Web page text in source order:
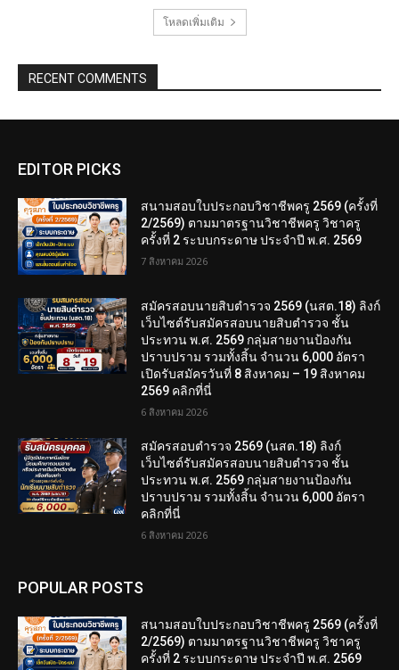
โหลดเพิ่มเติม
RECENT COMMENTS
EDITOR PICKS
สนามสอบใบประกอบวิชาชีพครู 2569 (ครั้งที่
2/2569) ตามมาตรฐานวิชาชีพครู วิชาครู
ครั้งที่ 2 ระบบกระดาษ ประจำปี พ.ศ. 2569
7 สิงหาคม 2026
สมัครสอบนายสิบตำรวจ 2569 (นสต.18) ลิงก์
เว็บไซต์รับสมัครสอบนายสิบตำรวจ ชั้น
ประทวน พ.ศ. 2569 กลุ่มสายงานป้องกัน
ปราบปราม รวมทั้งสิ้น จำนวน 6,000 อัตรา
เปิดรับสมัครวันที่ 8 สิงหาคม – 19 สิงหาคม
2569 คลิกที่นี่
6 สิงหาคม 2026
สมัครสอบตํารวจ 2569 (นสต.18) ลิงก์
เว็บไซต์รับสมัครสอบนายสิบตำรวจ ชั้น
ประทวน พ.ศ. 2569 กลุ่มสายงานป้องกัน
ปราบปราม รวมทั้งสิ้น จำนวน 6,000 อัตรา
คลิกที่นี่
6 สิงหาคม 2026
POPULAR POSTS
สนามสอบใบประกอบวิชาชีพครู 2569 (ครั้งที่
2/2569) ตามมาตรฐานวิชาชีพครู วิชาครู
ครั้งที่ 2 ระบบกระดาษ ประจำปี พ.ศ. 2569